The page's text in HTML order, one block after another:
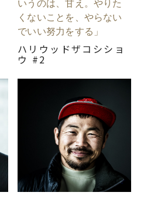
いうのは、甘え。やりた
くないことを、やらない
でいい努力をする」
ハリウッドザコシショ
ウ #2